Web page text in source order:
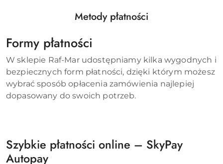
Metody płatności
Formy płatności
W sklepie Raf-Mar udostępniamy kilka wygodnych i
bezpiecznych form płatności, dzięki którym możesz
wybrać sposób opłacenia zamówienia najlepiej
dopasowany do swoich potrzeb.
Szybkie płatności online – SkyPay
Autopay